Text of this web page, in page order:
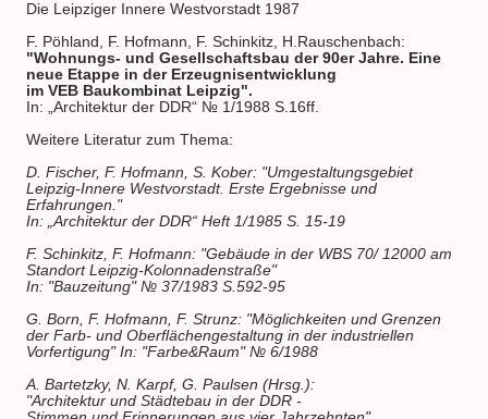
Die Leipziger Innere Westvorstadt 1987
F. Pöhland, F. Hofmann, F. Schinkitz, H.Rauschenbach:
"Wohnungs- und Gesellschaftsbau der 90er Jahre. Eine
neue Etappe in der Erzeugnisentwicklung
im VEB Baukombinat Leipzig".
In: „Architektur der DDR“ № 1/1988 S.16ff.
Weitere Literatur zum Thema:
D. Fischer, F. Hofmann, S. Kober: "Umgestaltungsgebiet
Leipzig-Innere Westvorstadt. Erste Ergebnisse und
Erfahrungen."
In: „Architektur der DDR“ Heft 1/1985 S. 15-19
F. Schinkitz, F. Hofmann: "Gebäude in der WBS 70/ 12000 am
Standort Leipzig-Kolonnadenstraße"
In: "Bauzeitung" № 37/1983 S.592-95
G. Born, F. Hofmann, F. Strunz: "Möglichkeiten und Grenzen
der Farb- und Oberflächengestaltung in der industriellen
Vorfertigung" In: "Farbe&Raum" № 6/1988
A. Bartetzky, N. Karpf, G. Paulsen (Hrsg.):
"Architektur und Städtebau in der DDR -